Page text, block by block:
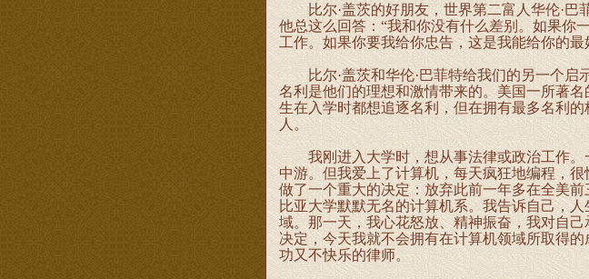
比尔·盖茨的好朋友，世界第二富人华伦·巴
他总这么回答：“我和你没有什么差别。如果你
工作。如果你要我给你忠告，这是我能给你的最
比尔·盖茨和华伦·巴菲特给我们的另一个启
名利是他们的理想和激情带来的。美国一所著
生在入学时都想追逐名利，但在拥有最多名利
人。
我刚进入大学时，想从事法律或政治工作。
中游。但我爱上了计算机，每天疯狂地编程，
做了一个重大的决定：放弃此前一年多在全美
比亚大学默默无名的计算机系。我告诉自己，
域。那一天，我心花怒放、精神振奋，我对自
决定，今天我就不会拥有在计算机领域所取得
功又不快乐的律师。